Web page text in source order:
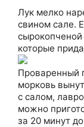
Лук мелко
свином сале.
которые
Проваренный
морковь
с салом,
можно
за 20 минут